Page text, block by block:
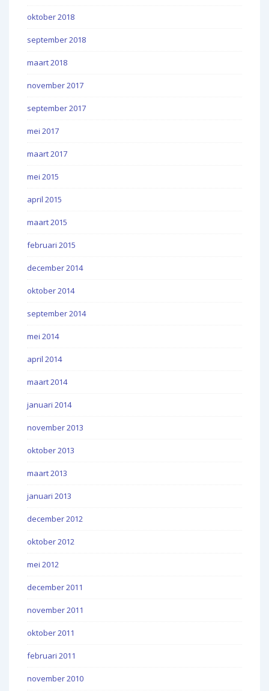
oktober 2018
september 2018
maart 2018
november 2017
september 2017
mei 2017
maart 2017
mei 2015
april 2015
maart 2015
februari 2015
december 2014
oktober 2014
september 2014
mei 2014
april 2014
maart 2014
januari 2014
november 2013
oktober 2013
maart 2013
januari 2013
december 2012
oktober 2012
mei 2012
december 2011
november 2011
oktober 2011
februari 2011
november 2010